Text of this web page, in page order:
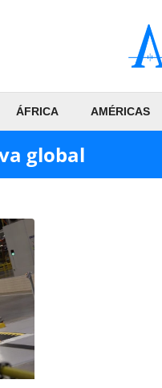
ÁFRICA AMÉRICAS
global